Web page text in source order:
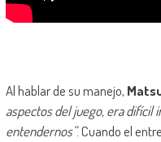
Al hablar de su manejo,
aspectos del juego, era difícil
entendernos”. Cuando el